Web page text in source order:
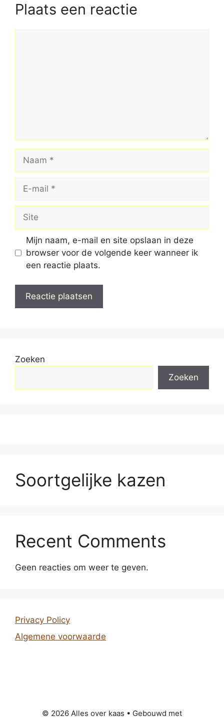
Plaats een reactie
Naam
Site
Mijn naam, e-mail en site opslaan in deze
browser voor de volgende keer wanneer ik
een reactie plaats.
Zoeken
Zoeken
Soortgelijke kazen
Recent Comments
Geen reacties om weer te geven.
Privacy Policy
Algemene voorwaarde
© 2026 Alles over kaas • Gebouwd met